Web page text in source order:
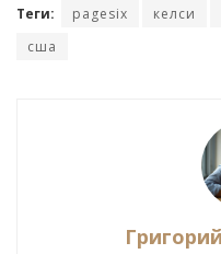
Теги: pagesix келси
сша